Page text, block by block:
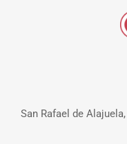
San Rafael de